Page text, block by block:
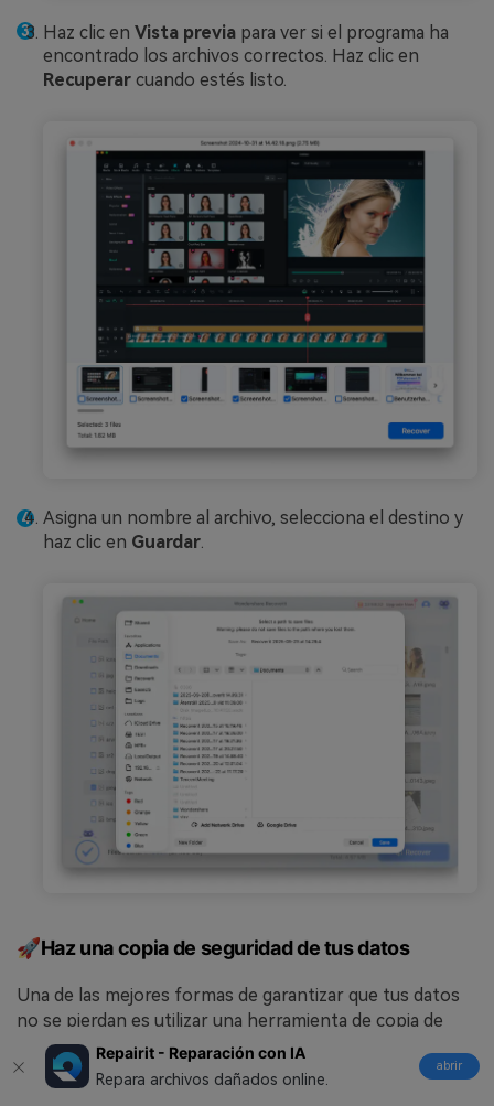
Repairit - Reparación con IA
Repara archivos dañados online.
abrir
Haz clic en Vista previa para ver si el programa ha
encontrado los archivos correctos. Haz clic en
Recuperar cuando estés listo.
Asigna un nombre al archivo, selecciona el destino y
haz clic en Guardar.
🚀Haz una copia de seguridad de tus datos
Una de las mejores formas de garantizar que tus datos
no se pierdan es utilizar una herramienta de copia de
seguridad, como Wondershare UBackit
programa copias de seguridad periódicas que garanticen